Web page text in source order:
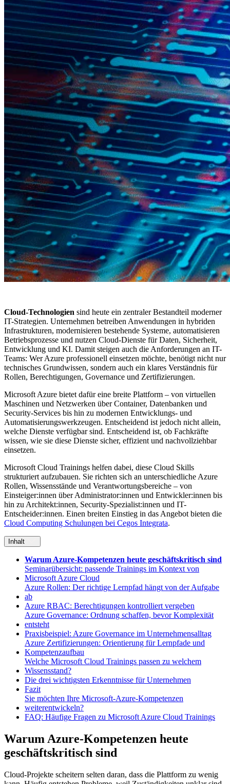
Cloud-Technologien sind heute ein zentraler Bestandteil moderner
IT-Strategien. Unternehmen betreiben Anwendungen in hybriden
Infrastrukturen, modernisieren bestehende Systeme, automatisieren
Betriebsprozesse und nutzen Cloud-Dienste für Daten, Sicherheit,
Entwicklung und KI. Damit steigen auch die Anforderungen an IT-
Teams: Wer Azure professionell einsetzen möchte, benötigt nicht nur
technisches Grundwissen, sondern auch ein klares Verständnis für
Rollen, Berechtigungen, Governance und Zertifizierungen.
Microsoft Azure bietet dafür eine breite Plattform – von virtuellen
Maschinen und Netzwerken über Container, Datenbanken und
Security-Services bis hin zu modernen Entwicklungs- und
Automatisierungswerkzeugen. Entscheidend ist jedoch nicht allein,
welche Dienste verfügbar sind. Entscheidend ist, ob Fachkräfte
wissen, wie sie diese Dienste sicher, effizient und nachvollziehbar
einsetzen.
Microsoft Cloud Trainings helfen dabei, diese Cloud Skills
strukturiert aufzubauen. Sie richten sich an unterschiedliche Azure
Rollen, Wissensstände und Verantwortungsbereiche – von
Einsteiger:innen über Administrator:innen und Entwickler:innen bis
hin zu Architekt:innen, Security-Spezialist:innen und IT-
Entscheider:innen. Einen breiten Einstieg in das Angebot bieten die
Cloud Computing Schulungen bei Cegos Integrata.
Inhalt
Warum Azure-Kompetenzen heute geschäftskritisch sind
Seminarübersicht: passende Trainings im Kontext von
Microsoft Azure Cloud
Azure Rollen: Der richtige Lernpfad hängt von der Aufgabe
ab
Azure RBAC: Berechtigungen kontrolliert vergeben
Azure Governance: Ordnung schaffen, bevor Komplexität
entsteht
Praxisbeispiel: Azure Governance im Unternehmensalltag
Azure Zertifizierungen: Orientierung für Lernpfade und
Kompetenzaufbau
Welche Microsoft Cloud Trainings passen zu welchem
Wissensstand?
Die drei wichtigsten Erkenntnisse für Unternehmen
Fazit
Sie möchten Ihre Microsoft-Azure-Kompetenzen
weiterentwickeln?
FAQ: Häufige Fragen zu Microsoft Azure Cloud Trainings
Warum Azure-Kompetenzen heute
geschäftskritisch sind
Cloud-Projekte scheitern selten daran, dass die Plattform zu wenig